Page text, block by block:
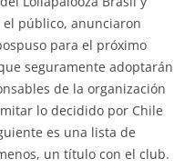
público, anunciaron
para el próximo
seguramente adoptarán
de la organización
lo decidido por Chile
es una lista de
un título con el club.